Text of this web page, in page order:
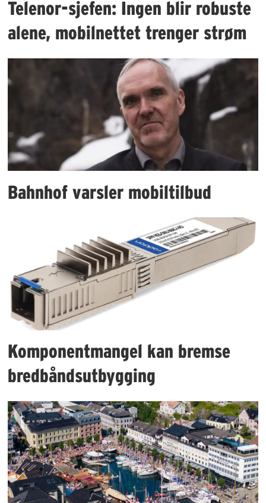
Telenor-sjefen: Ingen blir robuste
alene, mobilnettet trenger strøm
Bahnhof varsler mobiltilbud
Komponentmangel kan bremse
bredbåndsutbygging